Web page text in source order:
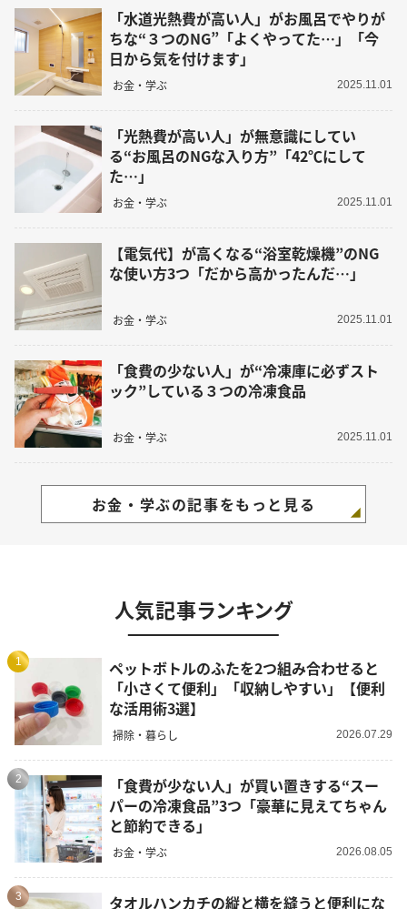
「水道光熱費が高い人」がお風呂でやりが
ちな“３つのNG”「よくやってた…」「今
日から気を付けます」
お金・学ぶ 2025.11.01
「光熱費が高い人」が無意識にしてい
る“お風呂のNGな入り方”「42℃にして
た…」
お金・学ぶ 2025.11.01
【電気代】が高くなる“浴室乾燥機”のNG
な使い方3つ「だから高かったんだ…」
お金・学ぶ 2025.11.01
「食費の少ない人」が“冷凍庫に必ずスト
ック”している３つの冷凍食品
お金・学ぶ 2025.11.01
お金・学ぶの記事をもっと見る
人気記事ランキング
1
ペットボトルのふたを2つ組み合わせると
「小さくて便利」「収納しやすい」【便利
な活用術3選】
掃除・暮らし 2026.07.29
2
「食費が少ない人」が買い置きする“スー
パーの冷凍食品”3つ「豪華に見えてちゃん
と節約できる」
お金・学ぶ 2026.08.05
3
タオルハンカチの縦と横を縫うと便利にな